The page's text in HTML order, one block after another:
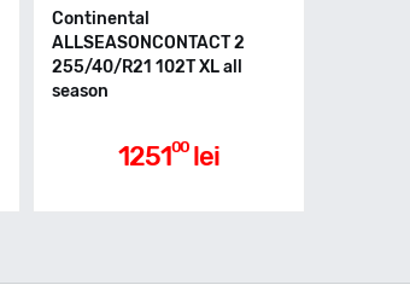
Continental
ALLSEASONCONTACT 2
255/40/R21 102T XL all
season
125100 lei